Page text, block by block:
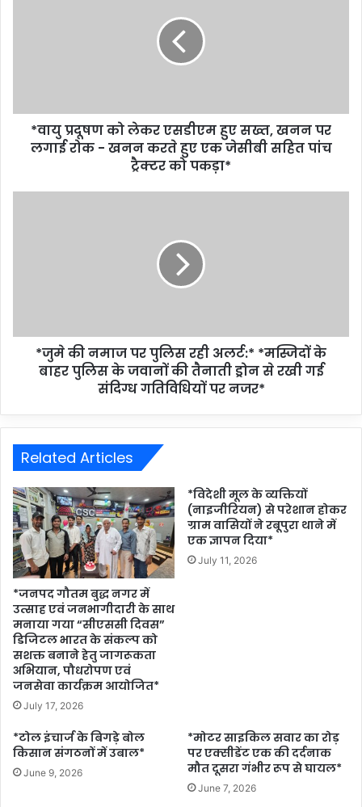
*वायु प्रदूषण को लेकर एसडीएम हुए सख्त, खनन पर
लगाई रोक - खनन करते हुए एक जेसीबी सहित पांच
ट्रैक्टर को पकड़ा*
*जुमे की नमाज पर पुलिस रही अलर्ट:* *मस्जिदों के
बाहर पुलिस के जवानों की तैनाती ड्रोन से रखी गई
संदिग्ध गतिविधियों पर नजर*
Related Articles
*जनपद गौतम बुद्ध नगर में
उत्साह एवं जनभागीदारी के साथ
मनाया गया “सीएससी दिवस”
डिजिटल भारत के संकल्प को
सशक्त बनाने हेतु जागरूकता
अभियान, पौधरोपण एवं
जनसेवा कार्यक्रम आयोजित*
July 17, 2026
*विदेशी मूल के व्यक्तियों
(नाइजीरियन) से परेशान होकर
ग्राम वासियों ने रबूपुरा थाने में
एक ज्ञापन दिया*
July 11, 2026
*टोल इंचार्ज के बिगड़े बोल
किसान संगठनों में उबाल*
June 9, 2026
*मोटर साइकिल सवार का रोड़
पर एक्सीडेंट एक की दर्दनाक
मौत दूसरा गंभीर रूप से घायल*
June 7, 2026